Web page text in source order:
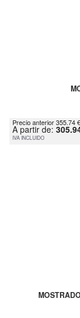
Precio anterior 355.74 €
A partir de:
IVA INCLUIDO